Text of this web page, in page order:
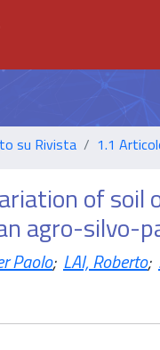
su Rivista 1.1
of soil
agro-silvo-
Paolo; LAI, Roberto;